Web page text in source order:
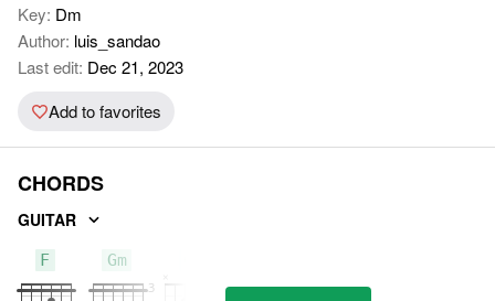
Key: Dm
Author: luis_sandao
Last edit: Dec 21, 2023
Add to favorites
CHORDS
GUITAR
F Gm